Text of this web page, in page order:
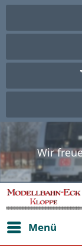
Wir
Wir
Menü